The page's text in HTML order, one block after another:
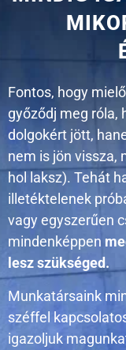
Fontos, hogy
győződj meg róla,
dolgokért jött,
nem is jön vissza,
hol laksz). Tehát
illetéktelenek
vagy egyszerűen
mindenképpen
lesz szükséged.
Munkatársaink
széffel
igazoljuk